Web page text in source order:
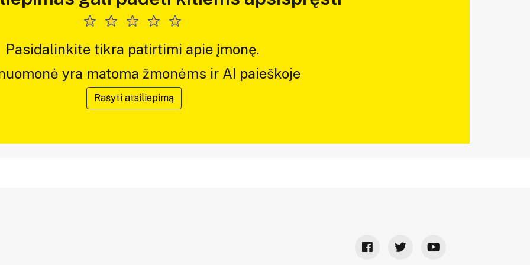
Pasidalinkite tikra patirtimi apie įmonę.
yra matoma žmonėms ir AI paieškoje
Rašyti atsiliepimą